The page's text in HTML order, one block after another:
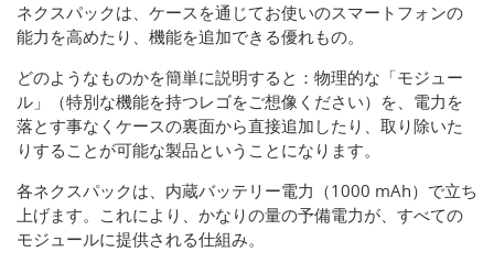
ネクスパックは、ケースを通じてお使いのスマートフォンの
能力を高めたり、機能を追加できる優れもの。
どのようなものかを簡単に説明すると：物理的な「モジュー
ル」（特別な機能を持つレゴをご想像ください）を、電力を
落とす事なくケースの裏面から直接追加したり、取り除いた
りすることが可能な製品ということになります。
各ネクスパックは、内蔵バッテリー電力（1000 mAh）で立ち
上げます。これにより、かなりの量の予備電力が、すべての
モジュールに提供される仕組み。